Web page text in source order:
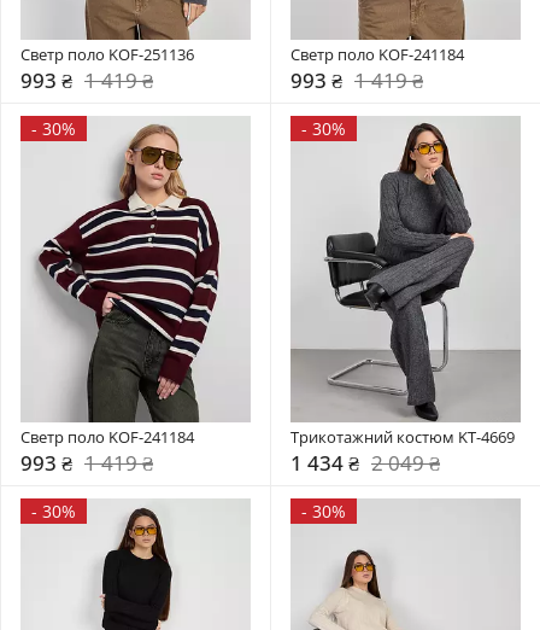
Светр поло KOF-251136
993 ₴ 1 419 ₴
Светр поло KOF-241184
993 ₴ 1 419 ₴
- 30%
Светр поло KOF-241184
993 ₴ 1 419 ₴
- 30%
Трикотажний костюм KT-4669
1 434 ₴ 2 049 ₴
- 30% - 30%